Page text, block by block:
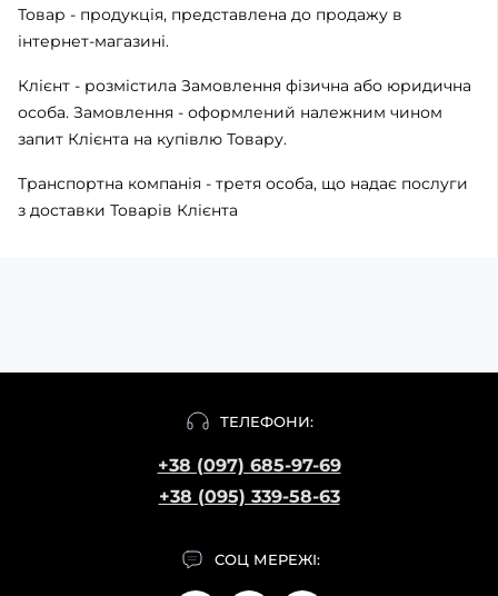
Товар - продукція, представлена ​​до продажу в
інтернет-магазині.
Клієнт - розмістила Замовлення фізична або юридична
особа. Замовлення - оформлений належним чином
запит Клієнта на купівлю Товару.
Транспортна компанія - третя особа, що надає послуги
з доставки Товарів Клієнта
ТЕЛЕФОНИ:
+38 (097) 685-97-69
+38 (095) 339-58-63
СОЦ МЕРЕЖІ: